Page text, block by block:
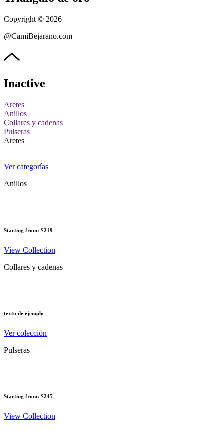
Copyright © 2026
@CamiBejarano.com
Inactive
Aretes
Anillos
Collares y cadenas
Pulseras
Aretes
Ver categorías
Anillos
Starting from: $219
View Collection
Collares y cadenas
texto de ejemplo
Ver colección
Pulseras
Starting from: $245
View Collection